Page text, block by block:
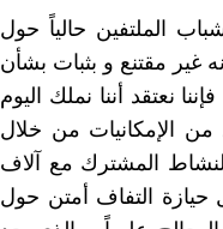
الملتفين حالياً حول
غير مقتنع و بثبات بشأن
نعتقد أننا نملك اليوم
من الإمكانيات من خلال
المشترك مع آلاف
التفاف أمتن حول